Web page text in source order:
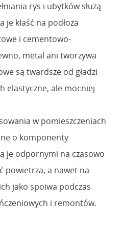
rys i ubytków służą
je kłaść na podłoża
i cementowo-
metal ani tworzywa
są twardsze od gładzi
elastyczne, ale mocniej
w pomieszczeniach
o komponenty
je odpornymi na czasowo
powietrza, a nawet na
jako spoiwa podczas
i remontów.